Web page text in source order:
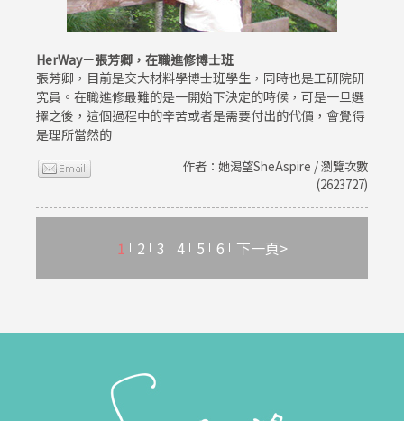
HerWay－張芳卿，在職進修博士班
張芳卿，目前是交大材料學博士班學生，同時也是工研院研
究員。在職進修最難的是一開始下決定的時候，可是一旦選
擇之後，這個過程中的辛苦或者是需要付出的代價，會覺得
是理所當然的
作者：她渴望SheAspire / 瀏覽次數
(2623727)
1 2 3 4 5 6 下一頁>